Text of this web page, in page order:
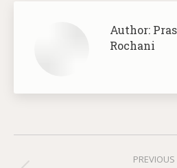
Author:
Rochani
PREVIOUS